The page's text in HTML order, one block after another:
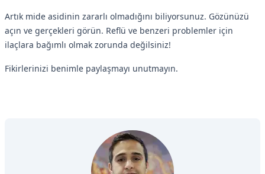
Artık mide asidinin zararlı olmadığını biliyorsunuz. Gözünüzü
açın ve gerçekleri görün. Reflü ve benzeri problemler için
ilaçlara bağımlı olmak zorunda değilsiniz!
Fikirlerinizi benimle paylaşmayı unutmayın.